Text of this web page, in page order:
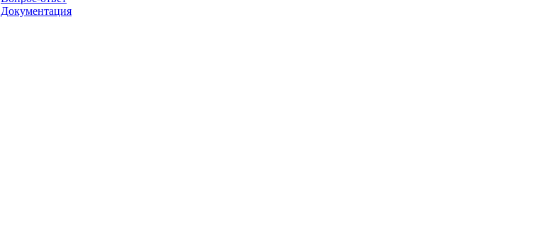
Документация